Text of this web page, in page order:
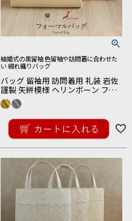
結婚式の黒留袖 色留袖や訪問着に合わせた
い 綴れ織りバッグ
バッグ 留袖用 訪問着用 礼装 岩佐
謹製 矢絣模様 ヘリンボーン フォ
ーマルバッグ ゴールド シルバー
金 銀 綴れ織 日本製
16,500税込